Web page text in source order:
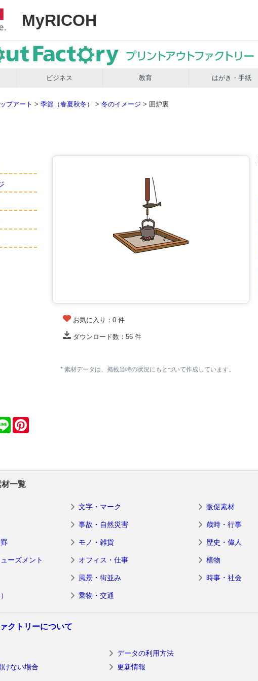
MyRICOH
ビジネス 教育 はがき・手紙
プアート > 季節（春夏秋冬） > 冬のイメージ > 囲炉裏
お気に入り：0 件
ダウンロード数：56 件
* 素材データは、掲載当時の状況にもとづいて作成しています。
Line
一覧
文字・マーク 販促素材
事故・自然災害 歳時・行事
モノ・雑貨 歴史・偉人
ーズメント オフィス・仕事 植物
風景・街並み 時事・社会
乗物・交通
クトリーについて
データの利用方法
けない場合
更新情報